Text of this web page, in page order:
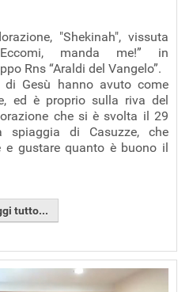
"Shekinah", vissuta
manda me!” in
Rns “Araldi del Vangelo”.
Gesù hanno avuto come
ed è proprio sulla riva del
che si è svolta il 29
spiaggia di Casuzze, che
e gustare quanto è buono il
tutto...